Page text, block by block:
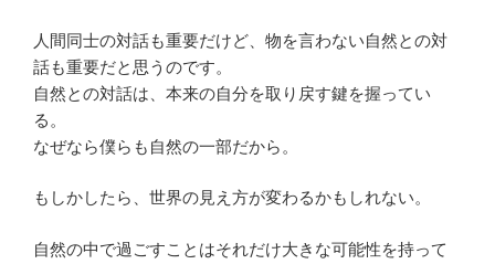
人間同士の対話も重要だけど、物を言わない自然との対
話も重要だと思うのです。
自然との対話は、本来の自分を取り戻す鍵を握ってい
る。
なぜなら僕らも自然の一部だから。
もしかしたら、世界の見え方が変わるかもしれない。
自然の中で過ごすことはそれだけ大きな可能性を持って